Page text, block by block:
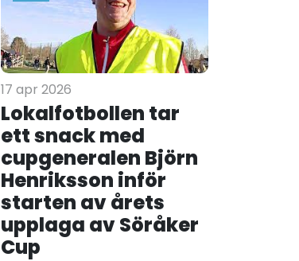
17 apr 2026
Lokalfotbollen tar
ett snack med
cupgeneralen Björn
Henriksson inför
starten av årets
upplaga av Söråker
Cup